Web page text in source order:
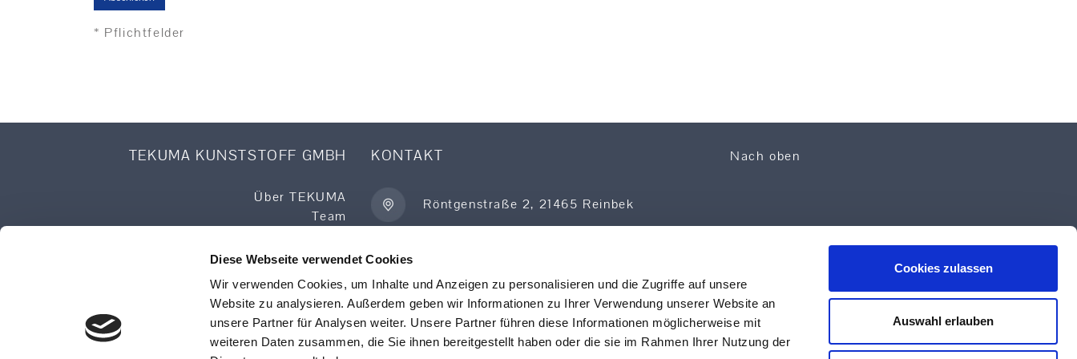
Diese Webseite verwendet Cookies
Wir verwenden Cookies, um Inhalte und Anzeigen zu personalisieren und die Zugriffe auf unsere
Website zu analysieren. Außerdem geben wir Informationen zu Ihrer Verwendung unserer Website an
unsere Partner für Analysen weiter. Unsere Partner führen diese Informationen möglicherweise mit
weiteren Daten zusammen, die Sie ihnen bereitgestellt haben oder die sie im Rahmen Ihrer Nutzung der
Cookies zulassen
Auswahl erlauben
* Pflichtfelder
TEKUMA KUNSTSTOFF GMBH
Über TEKUMA
Team
Logistik
Produktsuche
Lieferprogramm
Sonderposten
Impressum
KONTAKT
Röntgenstraße 2, 21465 Reinbek
info@tekuma.de
Nach oben